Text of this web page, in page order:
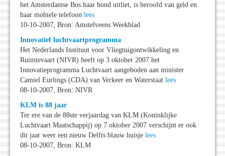
het Amsterdamse Bos haar hond uitliet, is beroofd van geld en
haar mobiele telefoon lees
10-10-2007, Bron: Amstelveens Weekblad
Innovatief luchtvaartprogramma
Het Nederlands Instituut voor Vliegtuigontwikkeling en
Ruimtevaart (NIVR) heeft op 3 oktober 2007 het
Innovatieprogramma Luchtvaart aangeboden aan minister
Camiel Eurlings (CDA) van Verkeer en Waterstaat lees
08-10-2007, Bron: NIVR
KLM is 88 jaar
Ter ere van de 88ste verjaardag van KLM (Koninklijke
Luchtvaart Maatschappij) op 7 oktober 2007 verschijnt er ook
dit jaar weer een nieuw Delfts blauw huisje lees
08-10-2007, Bron: KLM